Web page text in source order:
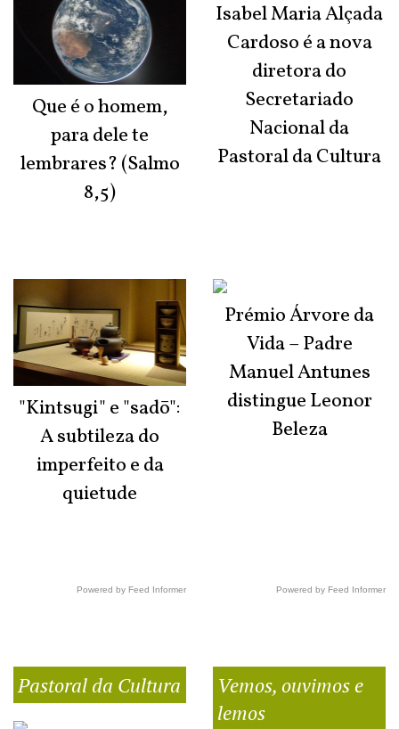
Que é o homem,
para dele te
lembrares? (Salmo
8,5)
"Kintsugi" e "sadō":
A subtileza do
imperfeito e da
quietude
Powered by Feed Informer
Isabel Maria Alçada
Cardoso é a nova
diretora do
Secretariado
Nacional da
Pastoral da Cultura
Prémio Árvore da
Vida – Padre
Manuel Antunes
distingue Leonor
Beleza
Powered by Feed Informer
Pastoral da Cultura
Vemos, ouvimos e
lemos